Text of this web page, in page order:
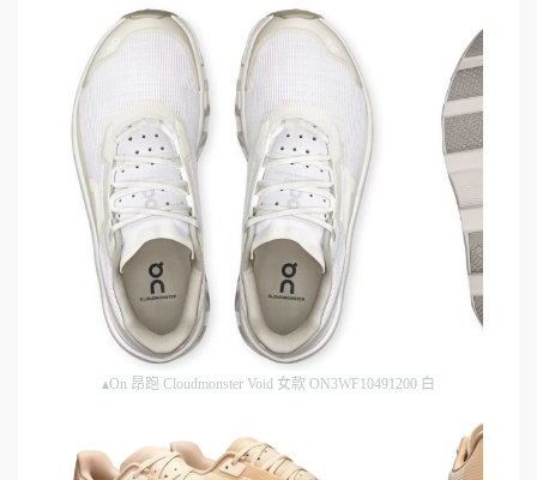
▴On 昂跑 Cloudmonster Void 女款 ON3WF10491200 白